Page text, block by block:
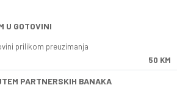
U GOTOVINI
prilikom preuzimanja
50 KM
PARTNERSKIH BANAKA